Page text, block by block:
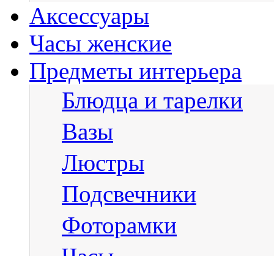
Аксессуары
Часы женские
Предметы интерьера
Блюдца и тарелки
Вазы
Люстры
Подсвечники
Фоторамки